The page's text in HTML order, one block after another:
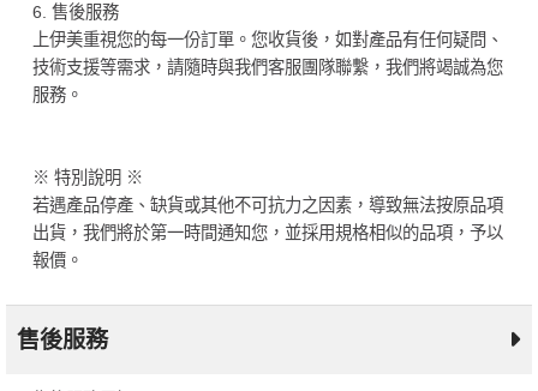
6. 售後服務
上伊美重視您的每一份訂單。您收貨後，如對產品有任何疑問、
技術支援等需求，請隨時與我們客服團隊聯繫，我們將竭誠為您
服務。
※ 特別說明 ※
若遇產品停產、缺貨或其他不可抗力之因素，導致無法按原品項
出貨，我們將於第一時間通知您，並採用規格相似的品項，予以
報價。
售後服務